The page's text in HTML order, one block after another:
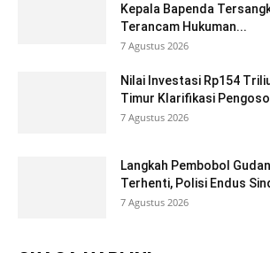
Kepala Bapenda
Terancam Hukuman...
7 Agustus 2026
Nilai Investasi Rp154
Timur Klarifikasi
7 Agustus 2026
Langkah Pembobol
Terhenti, Polisi Endus
7 Agustus 2026